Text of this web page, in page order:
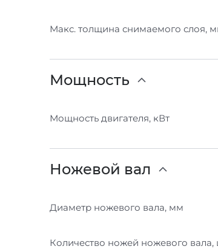
Макс. толщина снимаемого слоя,
Мощность
Мощность двигателя, кВт
Ножевой вал
Диаметр ножевого вала, мм
Количество ножей ножевого вала,